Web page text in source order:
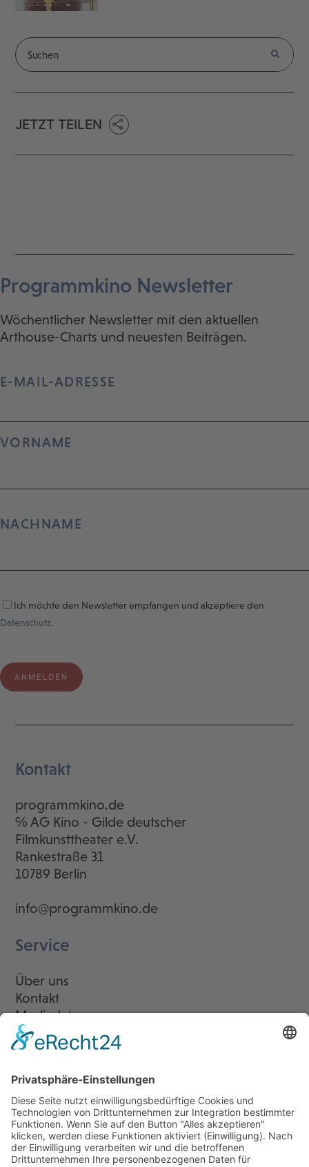
JETZT TEILEN
Programmkino Newsletter
Wöchentlicher Newsletter mit den aktuellen
Arthouse-Charts und neuesten Beiträgen.
E-MAIL-ADRESSE
VORNAME
NACHNAME
Ich möchte den Newsletter empfangen und akzeptiere den
Datenschutz.
Kontakt
programmkino.de
℅ AG Kino - Gilde deutscher
Filmkunsttheater e.V.
Rankestraße 31
10789 Berlin
info@programmkino.de
Service
Über uns
Kontakt
Mediadaten
Newsletter
LogIn
Legal
Impressum
Datenschutzerklärung
Cookie-Einstellungen